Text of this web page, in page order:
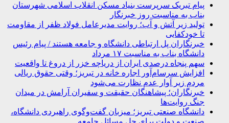
پیام تبریک سرپرست بنیاد مسکن انقلاب اسلامی شهرستان
بناب به مناسبت روز خبرنگار
تولید زیر آتش و آب؛ روایت مدیرعامل فولاد ظفر از مقاومت
تا خودکفایی
خبرنگاران پل ارتباطی دانشگاه و جامعه هستند / پیام رئیس
دانشگاه بناب به مناسبت ۱۷ مرداد
سهم پنجاه درصدی ایران از دریاچه خزر از دروغ تا واقعیت
افزایش سرسام‌آور اجاره خانه در تبریز؛ وقتی حقوق ریالی
مردم زیر آوار عدم نظارت می‌شود
خبرنگاران؛ پیشاهنگان حقیقت و سفیران آرامش در میدان
جنگ روایت‌ها
دانشگاه صنعتی تبریز؛ میزبان گفت‌وگوی راهبردی دانشگاه،